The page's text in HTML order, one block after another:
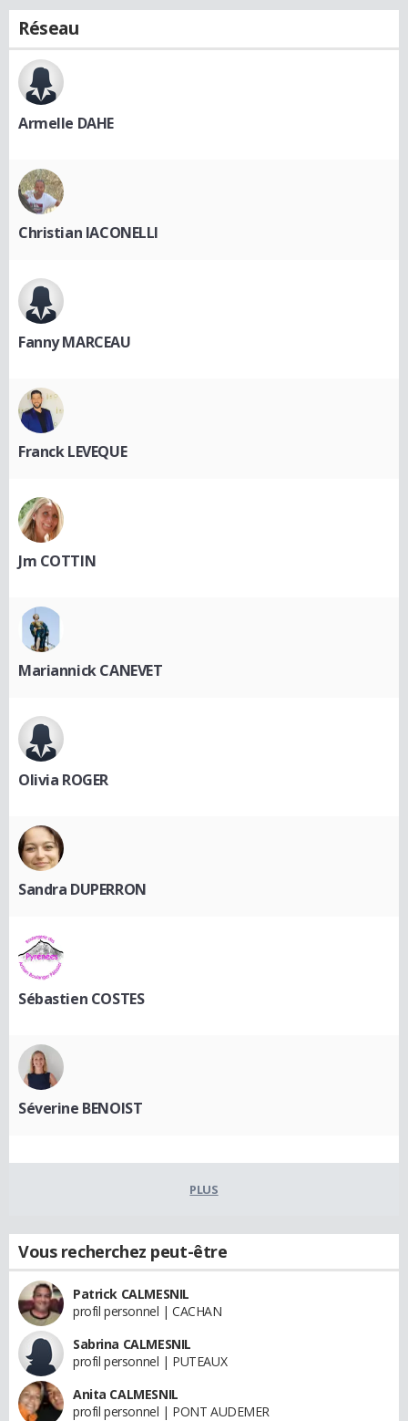
Réseau
Armelle DAHE
Christian IACONELLI
Fanny MARCEAU
Franck LEVEQUE
Jm COTTIN
Mariannick CANEVET
Olivia ROGER
Sandra DUPERRON
Sébastien COSTES
Séverine BENOIST
PLUS
Vous recherchez peut-être
Patrick CALMESNIL
profil personnel | CACHAN
Sabrina CALMESNIL
profil personnel | PUTEAUX
Anita CALMESNIL
profil personnel | PONT AUDEMER